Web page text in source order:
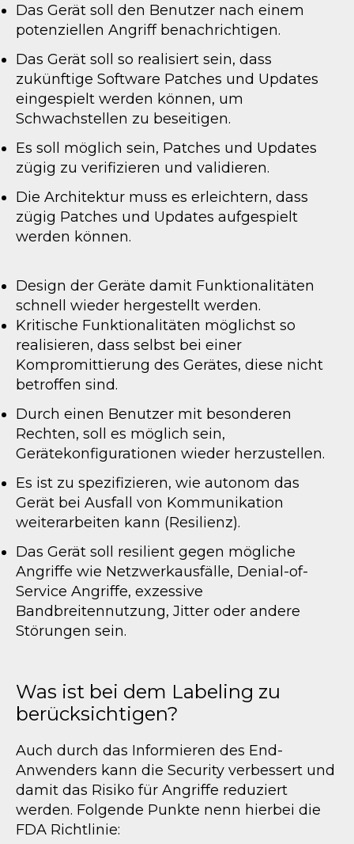
Das Gerät soll den Benutzer nach einem
potenziellen Angriff benachrichtigen.
Das Gerät soll so realisiert sein, dass
zukünftige Software Patches und Updates
eingespielt werden können, um
Schwachstellen zu beseitigen.
Es soll möglich sein, Patches und Updates
zügig zu verifizieren und validieren.
Die Architektur muss es erleichtern, dass
zügig Patches und Updates aufgespielt
werden können.
Design der Geräte damit Funktionalitäten
schnell wieder hergestellt werden.
Kritische Funktionalitäten möglichst so
realisieren, dass selbst bei einer
Kompromittierung des Gerätes, diese nicht
betroffen sind.
Durch einen Benutzer mit besonderen
Rechten, soll es möglich sein,
Gerätekonfigurationen wieder herzustellen.
Es ist zu spezifizieren, wie autonom das
Gerät bei Ausfall von Kommunikation
weiterarbeiten kann (Resilienz).
Das Gerät soll resilient gegen mögliche
Angriffe wie Netzwerkausfälle, Denial-of-
Service Angriffe, exzessive
Bandbreitennutzung, Jitter oder andere
Störungen sein.
Was ist bei dem Labeling zu
berücksichtigen?
Auch durch das Informieren des End-
Anwenders kann die Security verbessert und
damit das Risiko für Angriffe reduziert
werden. Folgende Punkte nenn hierbei die
FDA Richtlinie: